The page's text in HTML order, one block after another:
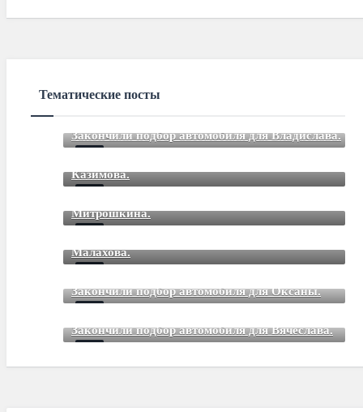
Тематические посты
Закончили подбор автомобиля для Владислава.
Казимова.
Митрошкина.
Малахова.
Закончили подбор автомобиля для Оксаны.
Закончили подбор автомобиля для Вячеслава.